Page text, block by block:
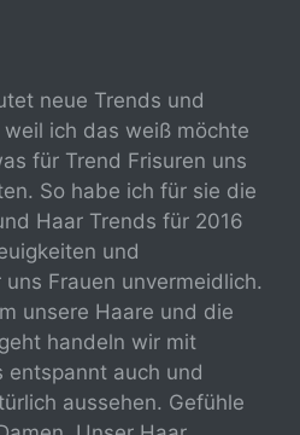
neue Trends und
ich das weiß möchte
für Trend Frisuren uns
So habe ich für sie die
Haar Trends für 2016
und
Frauen unvermeidlich.
unsere Haare und die
handeln wir mit
entspannt auch und
aussehen. Gefühle